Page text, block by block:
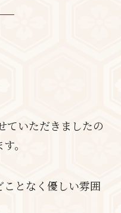
ていただきましたの
。
となく優しい雰囲